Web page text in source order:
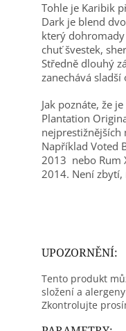
Tohle je Karibik
Dark je blend
který
chuť švestek,
Středně dlouhý
zanechává
Jak poznáte, že
Plantation
nejprestižnějších
Například Voted
2013 nebo Rum
2014. Není
UPOZORNĚNÍ:
Tento produkt
složení a
Zkontrolujte